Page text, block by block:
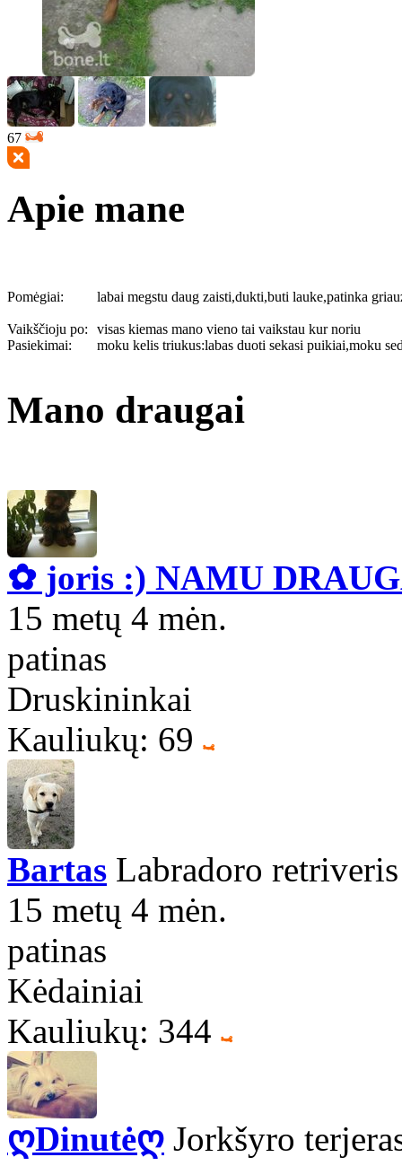
67
Apie mane
Pomėgiai: labai megstu daug zaisti,dukti,buti lauke,patinka
Vaikščioju po:
visas kiemas mano vieno tai vaikstau kur noriu
Pasiekimai:
moku kelis triukus:labas duoti sekasi puikiai,moku
Mano draugai
✿ joris :) NAMU
15 metų 4 mėn.
patinas
Druskininkai
Kauliukų: 69
Bartas Labradoro retriveris
15 metų 4 mėn.
patinas
Kėdainiai
Kauliukų: 344
ღDinutėღ Jorkšyro